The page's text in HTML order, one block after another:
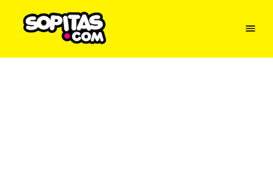
Menu